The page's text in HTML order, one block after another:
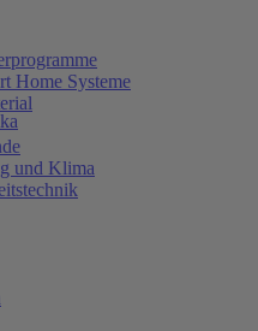
Home Systeme
und Klima